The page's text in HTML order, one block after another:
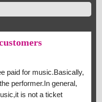
paid for music.Basically,
performer.In general,
is not a ticket